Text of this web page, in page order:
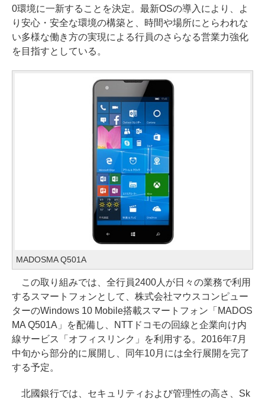
0環境に一新することを決定。最新OSの導入により、よ
り安心・安全な環境の構築と、時間や場所にとらわれな
い多様な働き方の実現による行員のさらなる営業力強化
を目指すとしている。
MADOSMA Q501A
この取り組みでは、全行員2400人が日々の業務で利用
するスマートフォンとして、株式会社マウスコンピュー
ターのWindows 10 Mobile搭載スマートフォン「MADOS
MA Q501A」を配備し、NTTドコモの回線と企業向け内
線サービス「オフィスリンク」を利用する。2016年7月
中旬から部分的に展開し、同年10月には全行展開を完了
する予定。
北國銀行では、セキュリティおよび管理性の高さ、Sk